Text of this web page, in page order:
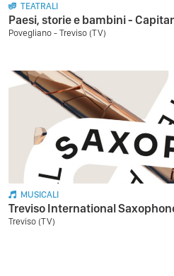
TEATRALI
Paesi, storie e bambini -
Povegliano - Treviso (TV)
MUSICALI
Treviso International
Treviso (TV)